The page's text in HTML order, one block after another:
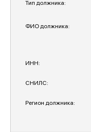
Тип должника:
ФИО должника:
ИНН:
СНИЛС:
Регион должника: